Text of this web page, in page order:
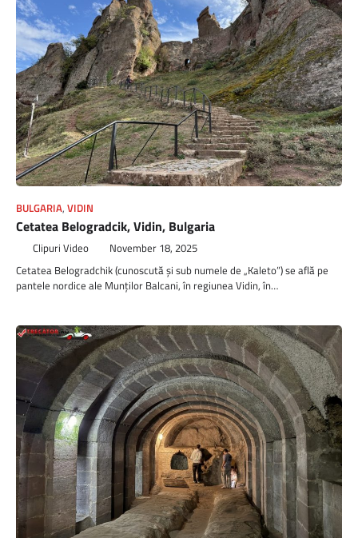
BULGARIA, VIDIN
Cetatea Belogradcik, Vidin, Bulgaria
Clipuri Video November 18, 2025
Cetatea Belogradchik (cunoscută și sub numele de „Kaleto”) se află pe
pantele nordice ale Munților Balcani, în regiunea Vidin, în…